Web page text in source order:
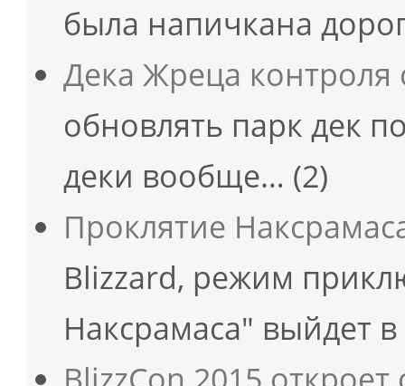
была напичкана
Дека Жреца контроля
обновлять парк дек
деки вообще… (2)
Проклятие
Blizzard, режим
Наксрамаса" выйдет